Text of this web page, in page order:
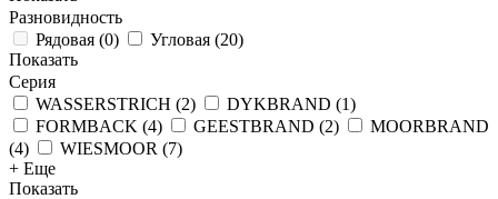
Разновидность
Рядовая (0) Угловая (20)
Показать
Серия
WASSERSTRICH (2) DYKBRAND (1)
FORMBACK (4) GEESTBRAND (2)
MOORBRAND
(4) WIESMOOR (7)
+ Еще
Показать